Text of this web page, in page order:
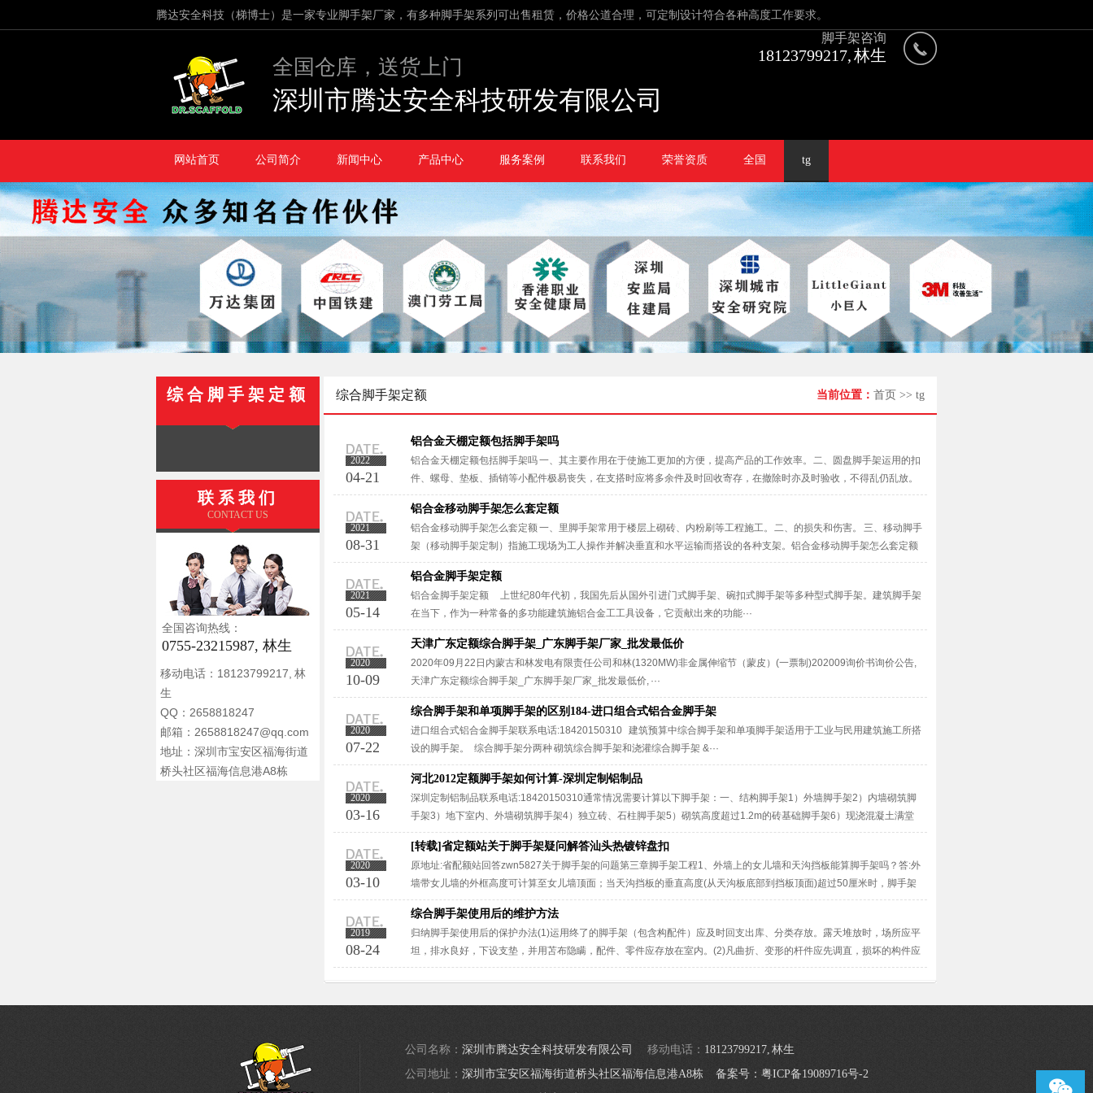
腾达安全科技（梯博士）是一家专业脚手架厂家，有多种脚手架系列可出售租赁，价格公道合理，可定制设计符合各种高度工作要求。
全国仓库，送货上门
深圳市腾达安全科技研发有限公司
脚手架咨询
18123799217, 林生
网站首页 公司简介 新闻中心 产品中心 服务案例 联系我们 荣誉资质 全国 tg
综合脚手架定额
联系我们
CONTACT US
全国咨询热线：
0755-23215987, 林生
移动电话：18123799217, 林
生
QQ：2658818247
邮箱：2658818247@qq.com
地址：深圳市宝安区福海街道
桥头社区福海信息港A8栋
综合脚手架定额 当前位置： 首页 >> tg
2022
04-21
铝合金天棚定额包括脚手架吗
铝合金天棚定额包括脚手架吗 一、其主要作用在于使施工更加的方便，提高产品的工作效率。 二、圆盘脚手架运用的扣
件、螺母、垫板、插销等小配件极易丧失，在支搭时应将多余件及时回收寄存，在撤除时亦及时验收，不得乱仍乱放。
三、屋面防护栏杆按图示屋面檐口以延长米计算，楼层临边防护栏杆按图示临···
2021
08-31
铝合金移动脚手架怎么套定额
铝合金移动脚手架怎么套定额 一、里脚手架常用于楼层上砌砖、内粉刷等工程施工。 二、的损失和伤害。 三、移动脚手
架（移动脚手架定制）指施工现场为工人操作并解决垂直和水平运输而搭设的各种支架。铝合金移动脚手架怎么套定额
承接各种工程建筑外墙脚手架，室内满堂脚手架、厂区机器设备安装脚手架，···
2021
05-14
铝合金脚手架定额
铝合金脚手架定额 上世纪80年代初，我国先后从国外引进门式脚手架、碗扣式脚手架等多种型式脚手架。建筑脚手架
在当下，作为一种常备的多功能建筑施铝合金工工具设备，它贡献出来的功能···
2020
10-09
天津广东定额综合脚手架_广东脚手架厂家_批发最低价
2020年09月22日内蒙古和林发电有限责任公司和林(1320MW)非金属伸缩节（蒙皮）(一票制)202009询价书询价公告,
天津广东定额综合脚手架_广东脚手架厂家_批发最低价, ···
2020
07-22
综合脚手架和单项脚手架的区别184-进口组合式铝合金脚手架
进口组合式铝合金脚手架联系电话:18420150310 建筑预算中综合脚手架和单项脚手架适用于工业与民用建筑施工所搭
设的脚手架。 综合脚手架分两种 砌筑综合脚手架和浇灌综合脚手架 &···
2020
03-16
河北2012定额脚手架如何计算-深圳定制铝制品
深圳定制铝制品联系电话:18420150310通常情况需要计算以下脚手架：一、结构脚手架1）外墙脚手架2）内墙砌筑脚
手架3）地下室内、外墙砌筑脚手架4）独立砖、石柱脚手架5）砌筑高度超过1.2m的砖基础脚手架6）现浇混凝土满堂
基础、独立基础、设备基础、构筑物基础底面积在4m2以上或施工高度在1.5m···
2020
03-10
[转载]省定额站关于脚手架疑问解答汕头热镀锌盘扣
原地址:省配额站回答zwn5827关于脚手架的问题第三章脚手架工程1、外墙上的女儿墙和天沟挡板能算脚手架吗？答:外
墙带女儿墙的外框高度可计算至女儿墙顶面；当天沟挡板的垂直高度(从天沟板底部到挡板顶面)超过50厘米时，脚手架
可作为女儿墙计算2、突出的屋顶栏杆能算脚手架吗？甲:没有3、仅主体结构的施工(···
2019
08-24
综合脚手架使用后的维护方法
归纳脚手架使用后的保护办法(1)运用终了的脚手架（包含构配件）应及时回支出库、分类存放。露天堆放时，场所应平
坦，排水良好，下设支垫，并用苫布隐瞒，配件、零件应存放在室内。(2)凡曲折、变形的杆件应先调直，损坏的构件应
先修正，方能入库存放，否则应转换。(3)要活期对脚手架的构配件中止除锈、防锈处置，凡···
公司名称： 深圳市腾达安全科技研发有限公司 移动电话： 18123799217, 林生
公司地址： 深圳市宝安区福海街道桥头社区福海信息港A8栋
备案号：粤ICP备19089716号-2